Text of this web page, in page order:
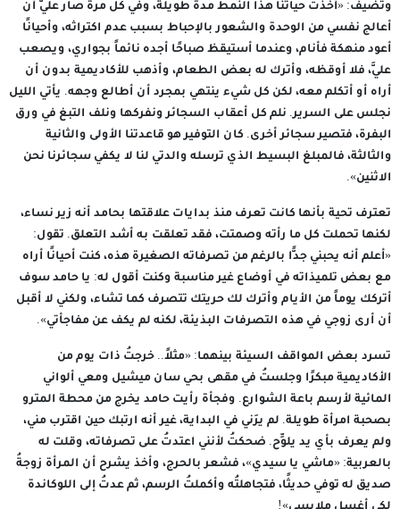
وتضيف: «أخذت حياتنا هذا النمط مدة طويلة، وفي كل مرة صار عليَّ أن
أعالج نفسي من الوحدة والشعور بالإحباط بسبب عدم اكتراثه، وأحيانًا
أعود منهكة فأنام، وعندما أستيقظ صباحًا أجده نائماً بجواري، ويصعب
عليَّ، فلا أوقظه، وأترك له بعض الطعام، وأذهب للأكاديمية بدون أن
أراه أو أتكلم معه، لكن كل شيء ينتهي بمجرد أن أطالع وجهه. يأتي الليل
نجلس على السرير. نلم كل أعقاب السجائر ونفركها ونلف التبغ في ورق
البفرة، فتصير سجائر أخرى. كان التوفير هو قاعدتنا الأولى والثانية
والثالثة، فالمبلغ البسيط الذي ترسله والدتي لنا لا يكفي سجائرنا نحن
الاثنين».
تعترف تحية بأنها كانت تعرف منذ بدايات علاقتها بحامد أنه زير نساء،
لكنها تحملت كل ما رأته وصمتت، فقد تعلقت به أشد التعلق. تقول:
«أعلم أنه يحبني جدًّا بالرغم من تصرفاته الصغيرة هذه، كنت أحيانًا أراه
مع بعض تلميذاته في أوضاع غير مناسبة وكنت أقول له: يا حامد سوف
أتركك يوماً من الأيام وأترك لك حريتك تتصرف كما تشاء، ولكني لا أقبل
أن أرى زوجي في هذه التصرفات البذيئة، لكنه لم يكف عن مفاجأتي».
تسرد بعض المواقف السيئة بينهما: «مثلاً.. خرجتُ ذات يوم من
الأكاديمية مبكرًا وجلستُ في مقهى بحي سان ميشيل ومعي ألواني
المائية لأرسم باعة الشوارع. وفجأة رأيت حامد يخرج من محطة المترو
بصحبة امرأة طويلة. لم يرَني في البداية، غير أنه ارتبك حين اقترب مني،
ولم يعرف بأي يد يلوِّح. ضحكتُ لأنني اعتدتُ على تصرفاته، وقلت له
بالعربية: «ماشي يا سيدي»، فشعر بالحرج، وأخذ يشرح أن المرأة زوجةُ
صديق له توفي حديثًا، فتجاهلتُه وأكملتُ الرسم، ثم عدتُ إلى اللوكاندة